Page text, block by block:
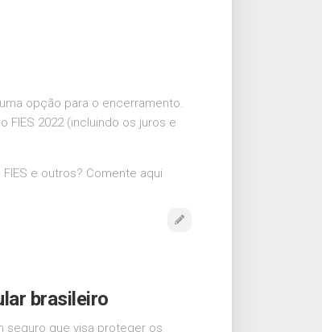
opção para o encerramento.
FIES 2022 (incluindo os juros e
e outros? Comente aqui
brasileiro
seguro que visa proteger os